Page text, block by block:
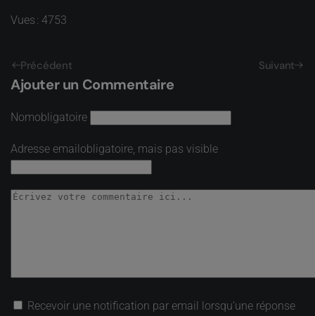
Vues : 4753
Précédent Suivant
Ajouter un Commentaire
Nomobligatoire
Adresse emailobligatoire, mais pas visible
Recevoir une notification par email lorsqu’une réponse